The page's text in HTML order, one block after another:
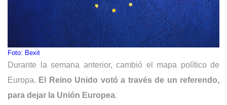
Foto: Bexit
Durante la semana anterior, cambió el mapa político de
Europa. El Reino Unido votó a través de un referendo,
para dejar la Unión Europea.